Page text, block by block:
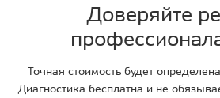
Доверяйте
Точная стоимость будет
Диагностика бесплатна и не